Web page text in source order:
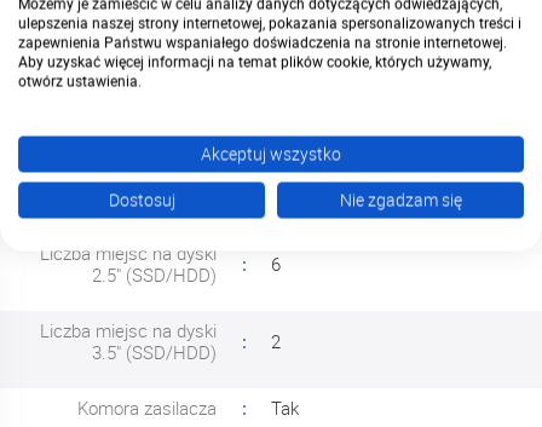
Możliwość montażu
chłodzenia cieczą - tył
140mm
Liczba gniazd
rozszerzeń
7
Liczba miejsc na dyski
2.5" (SSD/HDD)
6
Liczba miejsc na dyski
3.5" (SSD/HDD)
2
Komora zasilacza Tak
ulepszenia naszej strony internetowej, pokazania spersonalizowanych treści i
zapewnienia Państwu wspaniałego doświadczenia na stronie internetowej.
Aby uzyskać więcej informacji na temat plików cookie, których używamy,
otwórz ustawienia.
Akceptuj wszystko
Dostosuj
Nie zgadzam się